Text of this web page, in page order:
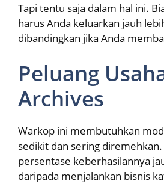
Tapi tentu saja dalam hal ini.
harus Anda keluarkan jauh
dibandingkan jika Anda
Peluang
Archives
Warkop ini membutuhkan
sedikit dan sering
persentase keberhasilannya
daripada menjalankan bisnis